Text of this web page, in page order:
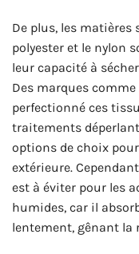
De plus, les
polyester et le nylon
leur capacité à
Des marques comme
perfectionné ces
traitements
options de choix
extérieure.
est à éviter pour les
humides, car il
lentement, gênant